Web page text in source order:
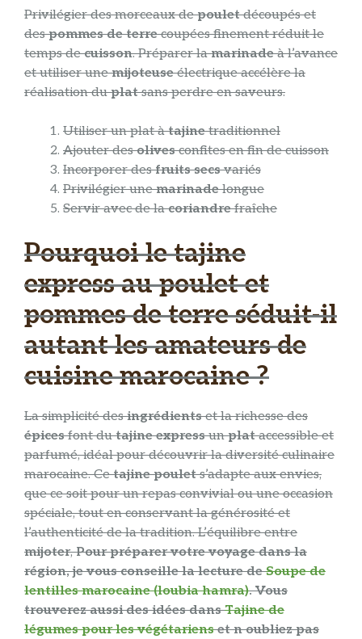
Privilégier des morceaux depouletdécoupés et
despommes de terrecoupées finement réduit le
temps decuisson. Préparer lamarinadeà l’avance
et utiliser unemijoteuseélectrique accélère la
réalisation duplatsans perdre en saveurs.
Utiliser un plat àtajinetraditionnel
Ajouter desolivesconfites en fin de cuisson
Incorporer desfruits secsvariés
Privilégier unemarinadelongue
Servir avec de lacoriandrefraîche
Pourquoi le tajine
express au poulet et
pommes de terre séduit-il
autant les amateurs de
cuisine marocaine ?
La simplicité desingrédientset la richesse des
épicesfont dutajine expressunplataccessible et
parfumé, idéal pour découvrir la diversité culinaire
marocaine. Cetajine poulets’adapte aux envies,
que ce soit pour un repas convivial ou une occasion
spéciale, tout en conservant la générosité et
l’authenticité de la tradition. L’équilibre entre
mijoter,Pour préparer votre voyage dans la
région, je vous conseille la lecture deSoupe de
lentilles marocaine (loubia hamra). Vous
trouverez aussi des idées dansTajine de
légumes pour les végétarienset n oubliez pas